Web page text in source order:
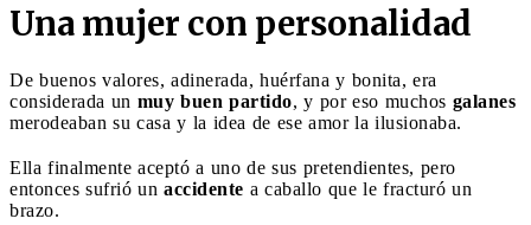
Una mujer con personalidad
De buenos valores, adinerada, huérfana y bonita, era
considerada un muy buen partido, y por eso muchos galanes
merodeaban su casa y la idea de ese amor la ilusionaba.
Ella finalmente aceptó a uno de sus pretendientes, pero
entonces sufrió un accidente a caballo que le fracturó un
brazo.